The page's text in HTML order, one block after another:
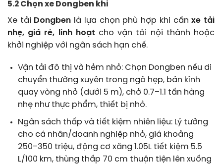
5.2 Chọn xe Dongben khi
Xe tải Dongben là lựa chọn phù hợp khi cầnxe tải
nhẹ, giá rẻ, linh hoạt cho vận tải nội thành hoặc
khởi nghiệp với ngân sách hạn chế.
Vận tải đô thị và hẻm nhỏ: Chọn Dongben nếu di
chuyển thường xuyên trong ngõ hẹp, bán kính
quay vòng nhỏ (dưới 5 m), chở 0.7–1.1 tấn hàng
nhẹ như thực phẩm, thiết bị nhỏ.
Ngân sách thấp và tiết kiệm nhiên liệu: Lý tưởng
cho cá nhân/doanh nghiệp nhỏ, giá khoảng
250–350 triệu, động cơ xăng 1.05L tiết kiệm 5.5
L/100 km, thùng thấp 70 cm thuận tiện lên xuống